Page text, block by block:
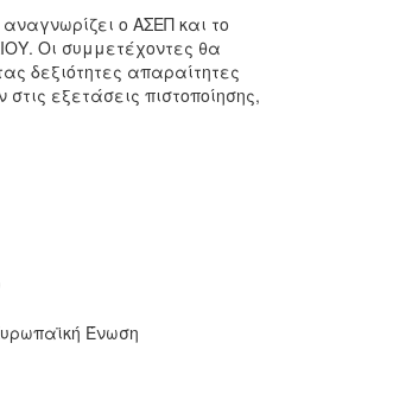
ο ΑΣΕΠ και το
Οι συμμετέχοντες θα
δεξιότητες απαραίτητες
εξετάσεις πιστοποίησης,
Ένωση